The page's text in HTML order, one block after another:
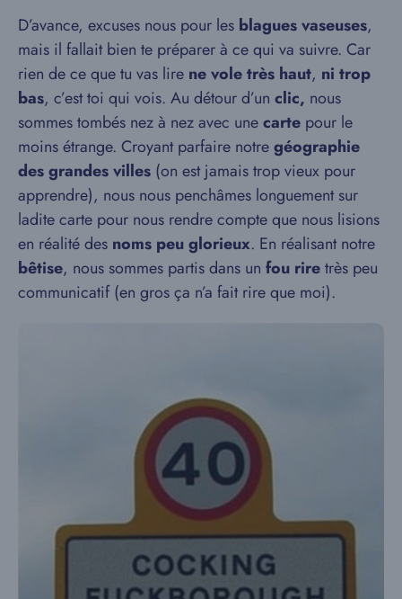
D’avance, excuses nous pour les blagues vaseuses,
mais il fallait bien te préparer à ce qui va suivre. Car
rien de ce que tu vas lire ne vole très haut, ni trop
bas, c’est toi qui vois. Au détour d’un clic, nous
sommes tombés nez à nez avec unecarte pour le
moins étrange. Croyant parfaire notregéographie
des grandes villes (on est jamais trop vieux pour
apprendre), nous nous penchâmes longuement sur
ladite carte pour nous rendre compte que nous lisions
en réalité des noms peu glorieux. En réalisant notre
bêtise, nous sommes partis dans un fou riretrès peu
communicatif (en gros ça n’a fait rire que moi).